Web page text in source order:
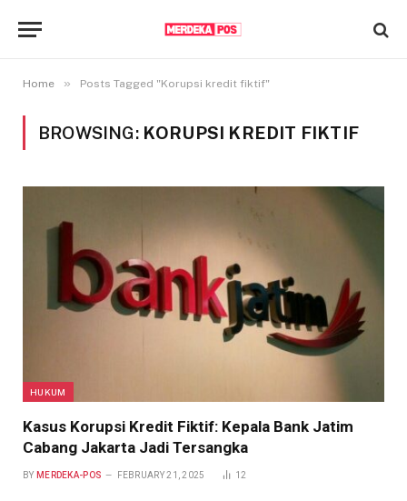
Home » Posts Tagged "Korupsi kredit fiktif"
BROWSING: KORUPSI KREDIT FIKTIF
HUKUM
Kasus Korupsi Kredit Fiktif: Kepala Bank Jatim
Cabang Jakarta Jadi Tersangka
BY MERDEKA-POS FEBRUARY 21, 2025 12